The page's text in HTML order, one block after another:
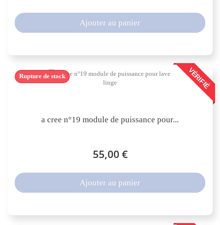
Ajouter au panier
VÉRIFIÉ
a cree n°19 module de puissance pour...
55,00 €
Rupture de stock
Ajouter au panier